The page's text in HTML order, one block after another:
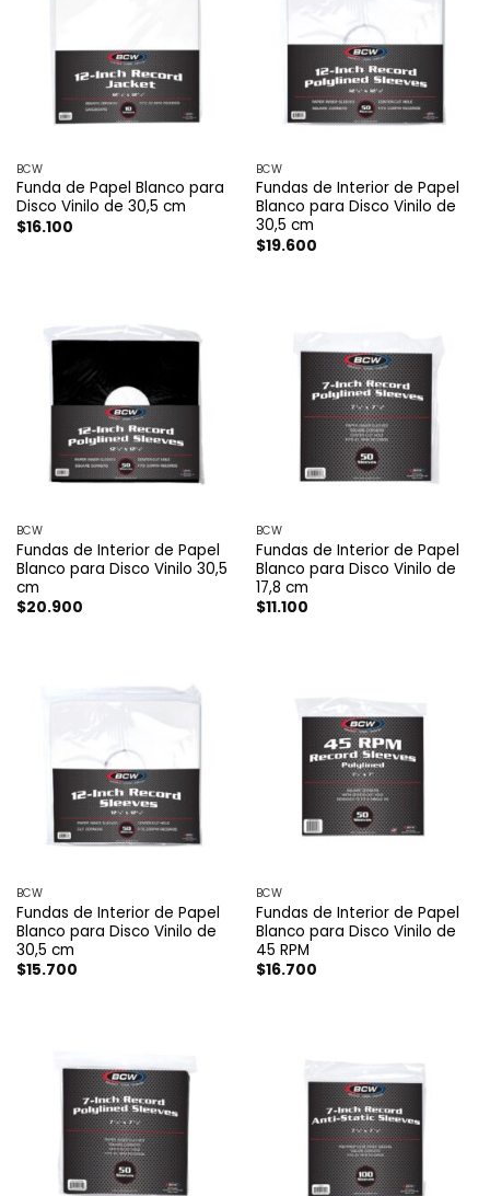
BCW
Funda de Papel Blanco para
Disco Vinilo de 30,5 cm
$16.100
BCW
Fundas de Interior de Papel
Blanco para Disco Vinilo de
30,5 cm
$19.600
BCW
Fundas de Interior de Papel
Blanco para Disco Vinilo 30,5
cm
$20.900
BCW
Fundas de Interior de Papel
Blanco para Disco Vinilo de
17,8 cm
$11.100
BCW
Fundas de Interior de Papel
Blanco para Disco Vinilo de
30,5 cm
$15.700
BCW
Fundas de Interior de Papel
Blanco para Disco Vinilo de
45 RPM
$16.700